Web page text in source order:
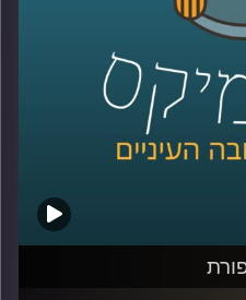
עם פרופ' עלי
ודיני חברות, חוקר של
העסקי.